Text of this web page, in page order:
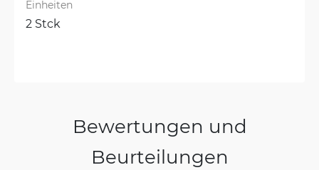
Einheiten
2 Stck
Bewertungen und
Beurteilungen